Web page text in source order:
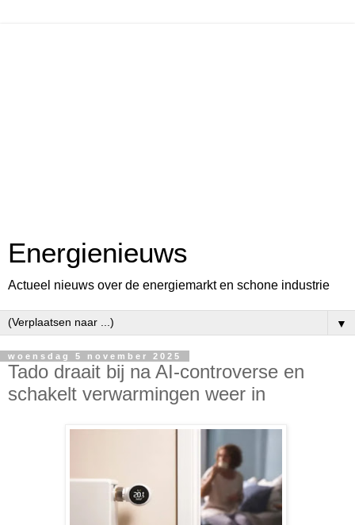
Energienieuws
Actueel nieuws over de energiemarkt en schone industrie
▼
woensdag 5 november 2025
Tado draait bij na AI-controverse en
schakelt verwarmingen weer in